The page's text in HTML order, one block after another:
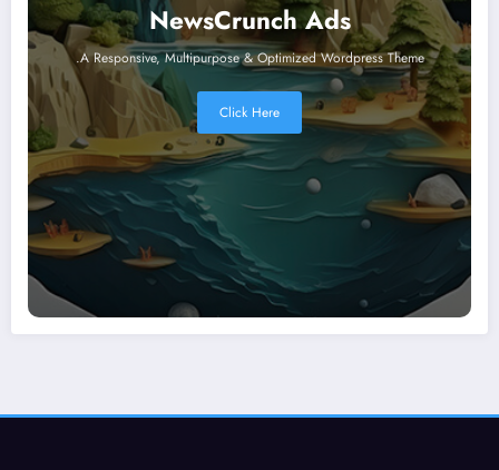
NewsCrunch Ads
A Responsive, Multipurpose & Optimized Wordpress Theme.
Click Here